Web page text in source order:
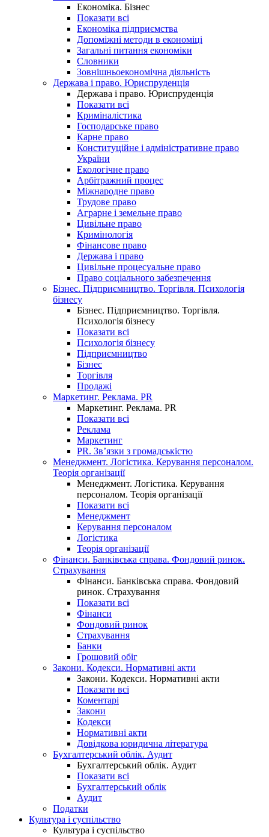
Економіка. Бізнес
Показати всі
Економіка підприємства
Допоміжні методи в економіці
Загальні питання економіки
Словники
Зовнішньоекономічна діяльність
Держава і право. Юриспруденція
Держава і право. Юриспруденція
Показати всі
Криміналістика
Господарське право
Карне право
Конституційне і адміністративне право
України
Екологічне право
Арбітражний процес
Міжнародне право
Трудове право
Аграрне і земельне право
Цивільне право
Кримінологія
Фінансове право
Держава і право
Цивільне процесуальне право
Право соціального забезпечення
Бізнес. Підприємництво. Торгівля. Психологія
бізнесу
Бізнес. Підприємництво. Торгівля.
Психологія бізнесу
Показати всі
Психологія бізнесу
Підприємництво
Бізнес
Торгівля
Продажі
Маркетинг. Реклама. PR
Маркетинг. Реклама. PR
Показати всі
Реклама
Маркетинг
PR. Зв’язки з громадськістю
Менеджмент. Логістика. Керування персоналом.
Теорія організації
Менеджмент. Логістика. Керування
персоналом. Теорія організації
Показати всі
Менеджмент
Керування персоналом
Логістика
Теорія організації
Фінанси. Банківська справа. Фондовий ринок.
Страхування
Фінанси. Банківська справа. Фондовий
ринок. Страхування
Показати всі
Фінанси
Фондовий ринок
Страхування
Банки
Грошовий обіг
Закони. Кодекси. Нормативні акти
Закони. Кодекси. Нормативні акти
Показати всі
Коментарі
Закони
Кодекси
Нормативні акти
Довідкова юридична література
Бухгалтерський облік. Аудит
Бухгалтерський облік. Аудит
Показати всі
Бухгалтерський облік
Аудит
Податки
Культура і суспільство
Культура і суспільство